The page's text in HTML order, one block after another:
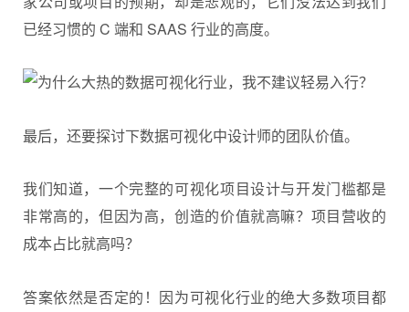
已经习惯的 C 端和 SAAS 行业的高度。
最后，还要探讨下数据可视化中设计师的团队价值。
我们知道，一个完整的可视化项目设计与开发门槛都是
非常高的，但因为高，创造的价值就高嘛？项目营收的
成本占比就高吗？
答案依然是否定的！因为可视化行业的绝大多数项目都